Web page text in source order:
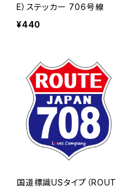
E）ステッカー 706号線
¥440
国道標識USタイプ（ROUT